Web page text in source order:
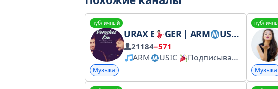
публичный
URAX E GER | ARM USIC | ARMENIAN MUSIC | ՈՒՐԱԽ ԵՐԳԵՐ | URAX ERGER |
21184−571
ARM USIC Подписывайся на канал
Музыка Музыка